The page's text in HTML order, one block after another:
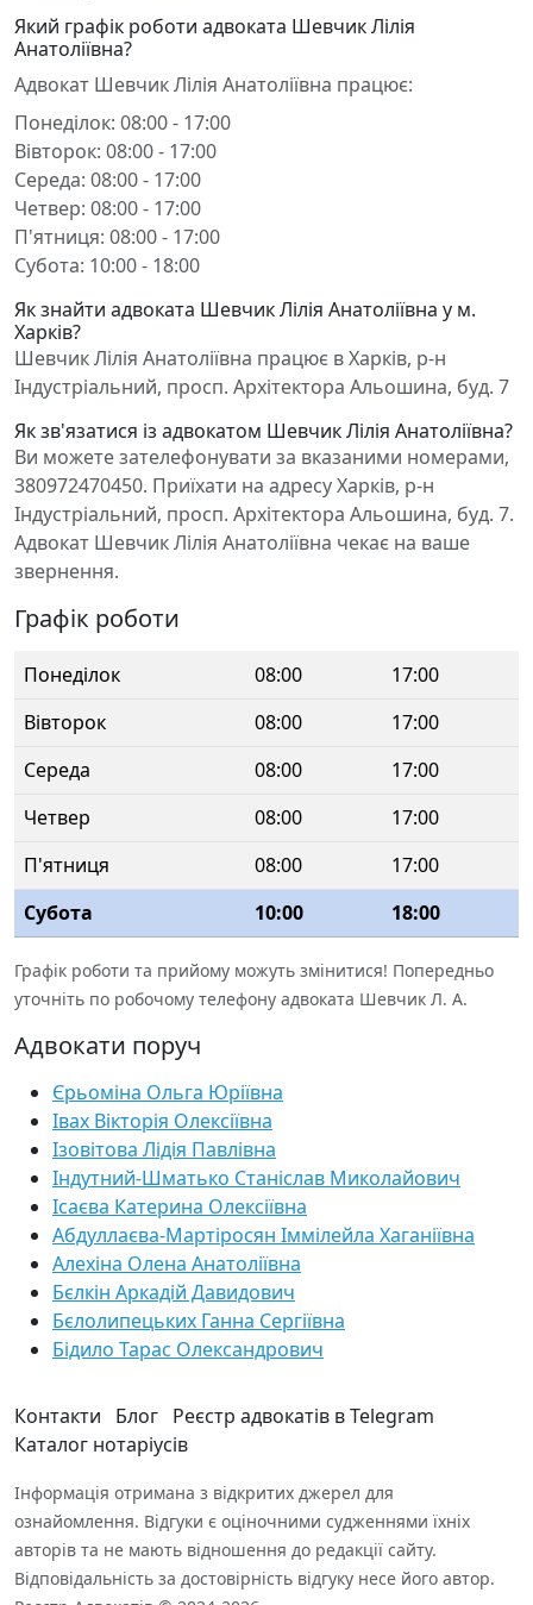
Який графік роботи адвоката Шевчик Лілія
Анатоліївна?
Адвокат Шевчик Лілія Анатоліївна працює:
Понеділок: 08:00 - 17:00
Вівторок: 08:00 - 17:00
Середа: 08:00 - 17:00
Четвер: 08:00 - 17:00
П'ятниця: 08:00 - 17:00
Субота: 10:00 - 18:00
Як знайти адвоката Шевчик Лілія Анатоліївна у м.
Харків?
Шевчик Лілія Анатоліївна працює в Харків, р-н
Індустріальний, просп. Архітектора Альошина, буд. 7
Як зв'язатися із адвокатом Шевчик Лілія Анатоліївна?
Ви можете зателефонувати за вказаними номерами,
380972470450. Приїхати на адресу Харків, р-н
Індустріальний, просп. Архітектора Альошина, буд. 7.
Адвокат Шевчик Лілія Анатоліївна чекає на ваше
звернення.
Графік роботи
Понеділок 08:00
17:00
Вівторок
08:00
17:00
Середа
08:00
17:00
Четвер
08:00
17:00
П'ятниця
08:00
17:00
Субота
10:00 18:00
Графік роботи та прийому можуть змінитися! Попередньо
уточніть по робочому телефону адвоката Шевчик Л. А.
Адвокати поруч
Єрьоміна Ольга Юріївна
Івах Вікторія Олексіївна
Ізовітова Лідія Павлівна
Індутний-Шматько Станіслав Миколайович
Ісаєва Катерина Олексіївна
Абдуллаєва-Мартіросян Іммілейла Хаганіївна
Алехіна Олена Анатоліївна
Бєлкін Аркадій Давидович
Бєлолипецьких Ганна Сергіївна
Бідило Тарас Олександрович
Контакти Блог Реєстр адвокатів в Telegram
Каталог нотаріусів
Інформація отримана з відкритих джерел для
ознайомлення. Відгуки є оціночними судженнями їхніх
авторів та не мають відношення до редакції сайту.
Відповідальність за достовірність відгуку несе його автор.